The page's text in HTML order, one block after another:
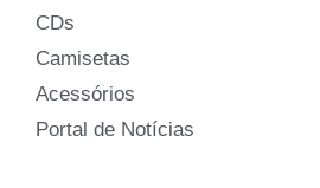
CDs
Camisetas
Acessórios
Portal de Notícias